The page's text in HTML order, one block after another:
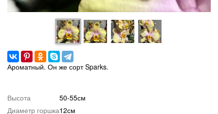
Ароматный. Он же сорт Sparks.
Высота
50-55см
Диаметр горшка12см